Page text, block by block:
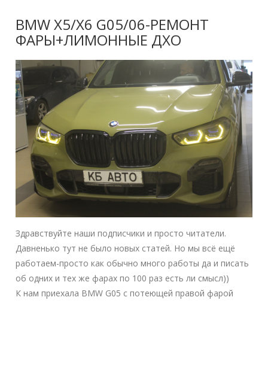
BMW X5/X6 G05/06-РЕМОНТ
ФАРЫ+ЛИМОННЫЕ ДХО
Здравствуйте наши подписчики и просто читатели.
Давненько тут не было новых статей. Но мы всё ещё
работаем-просто как обычно много работы да и писать
об одних и тех же фарах по 100 раз есть ли смысл))
К нам приехала BMW G05 с потеющей правой фарой